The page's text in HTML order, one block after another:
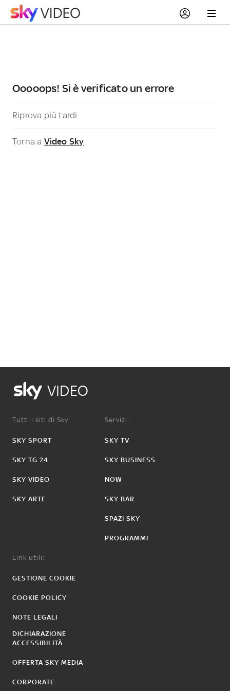
Ooooops! Si è verificato un errore
Riprova più tardi
Torna a Video Sky
VIDEO
Tutti i siti di Sky:
SKY SPORT
SKY TG 24
SKY VIDEO
SKY ARTE
Servizi:
SKY TV
SKY BUSINESS
NOW
SKY BAR
SPAZI SKY
PROGRAMMI
Link utili:
GESTIONE COOKIE
COOKIE POLICY
NOTE LEGALI
DICHIARAZIONE
ACCESSIBILITÀ
OFFERTA SKY MEDIA
CORPORATE